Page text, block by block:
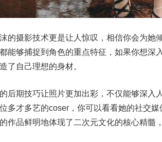
的摄影技术更是让人惊叹，相信你会为她
能够捕捉到角色的重点特征，如果你想深
了自己理想的身材。
后期技巧让照片更加出彩，不仅能够深入
多才多艺的coser，你可以看看她的社交
作品鲜明地体现了二次元文化的核心精髓